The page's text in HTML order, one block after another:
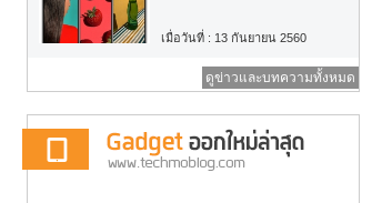
เมื่อวันที่ : 13 กันยายน 2560
ดูข่าวและบทความทั้งหมด